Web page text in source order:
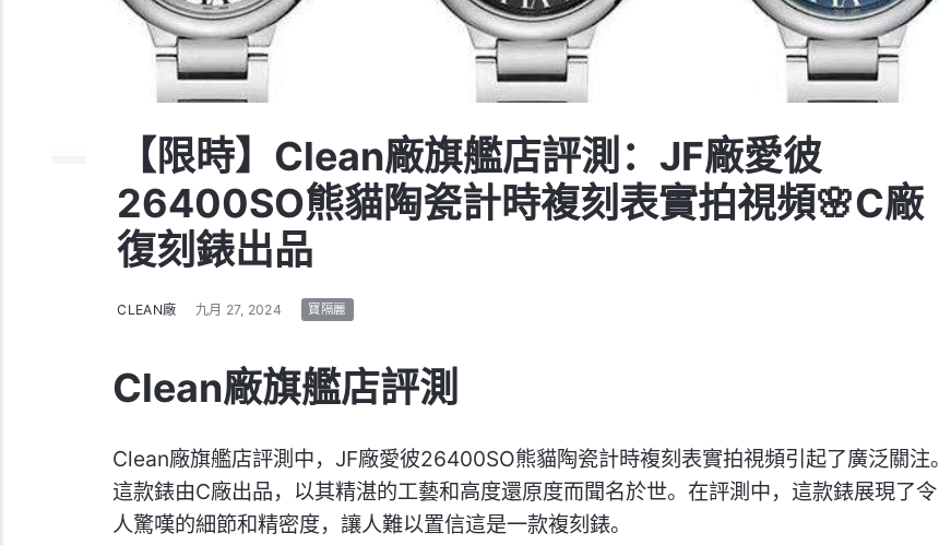
【限時】Clean廠旗艦店評測：JF廠愛彼
26400SO熊貓陶瓷計時複刻表實拍視頻🌸C廠
復刻錶出品
CLEAN廠 九月 27, 2024 寶隔麗
Clean廠旗艦店評測
Clean廠旗艦店評測中，JF廠愛彼26400SO熊貓陶瓷計時複刻表實拍視頻引起了廣泛關注。
這款錶由C廠出品，以其精湛的工藝和高度還原度而聞名於世。在評測中，這款錶展現了令
人驚嘆的細節和精密度，讓人難以置信這是一款複刻錶。